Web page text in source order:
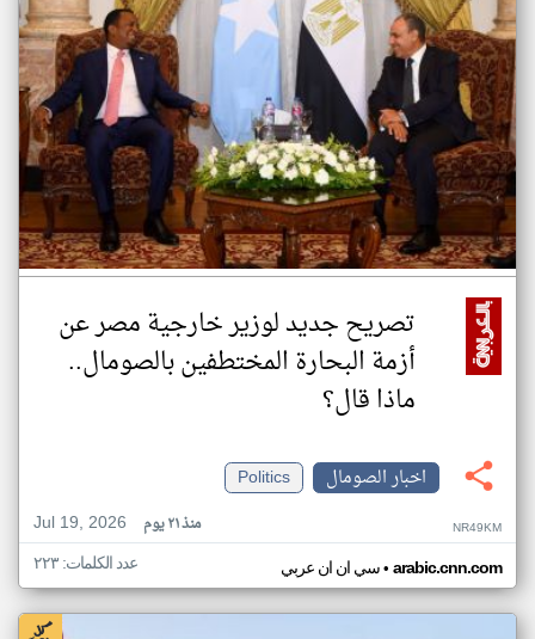
تصريح جديد لوزير خارجية مصر عن
أزمة البحارة المختطفين بالصومال..
ماذا قال؟
اخبار الصومال
Politics
Jul 19, 2026
منذ ٢١ يوم NR49KM
سي ان ان عربي• arabic.cnn.com عدد الكلمات: ٢٢٣